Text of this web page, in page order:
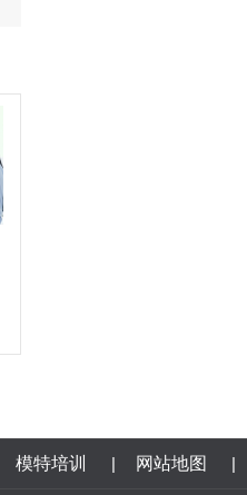
模特培训 | 网站地图 |